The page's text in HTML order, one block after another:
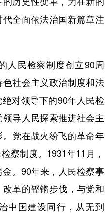
云南 西藏
Français عربى
日本語 한국어
全面依法治国新篇章注
民检察制度创立90周
社会主义政治制度和法
对领导下的90年人民检
导人民探索推进社会主
党在战火纷飞的革命年
察制度。1931年11月，
。90年来，人民检察事
革的铿锵步伐，与党和
中国建设同行，从无到